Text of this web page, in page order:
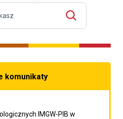
komunikaty
IMGW-PIB w